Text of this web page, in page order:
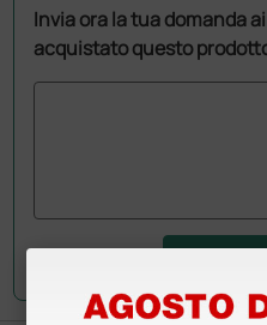
Invia ora la tua domanda
acquistato questo
Invia la